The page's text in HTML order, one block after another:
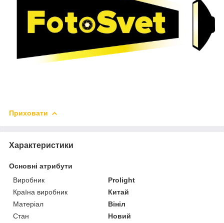
Приховати
Характеристики
Основні атрибути
Виробник
Prolight
Країна виробник
Китай
Матеріал
Вініл
Стан
Новий